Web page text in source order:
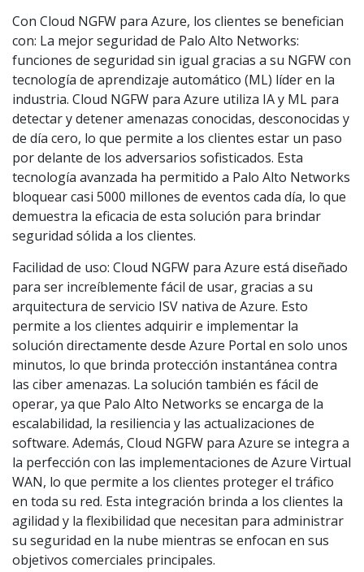
Con Cloud NGFW para Azure, los clientes se benefician
con: La mejor seguridad de Palo Alto Networks:
funciones de seguridad sin igual gracias a su NGFW con
tecnología de aprendizaje automático (ML) líder en la
industria. Cloud NGFW para Azure utiliza IA y ML para
detectar y detener amenazas conocidas, desconocidas y
de día cero, lo que permite a los clientes estar un paso
por delante de los adversarios sofisticados. Esta
tecnología avanzada ha permitido a Palo Alto Networks
bloquear casi 5000 millones de eventos cada día, lo que
demuestra la eficacia de esta solución para brindar
seguridad sólida a los clientes.
Facilidad de uso: Cloud NGFW para Azure está diseñado
para ser increíblemente fácil de usar, gracias a su
arquitectura de servicio ISV nativa de Azure. Esto
permite a los clientes adquirir e implementar la
solución directamente desde Azure Portal en solo unos
minutos, lo que brinda protección instantánea contra
las ciber amenazas. La solución también es fácil de
operar, ya que Palo Alto Networks se encarga de la
escalabilidad, la resiliencia y las actualizaciones de
software. Además, Cloud NGFW para Azure se integra a
la perfección con las implementaciones de Azure Virtual
WAN, lo que permite a los clientes proteger el tráfico
en toda su red. Esta integración brinda a los clientes la
agilidad y la flexibilidad que necesitan para administrar
su seguridad en la nube mientras se enfocan en sus
objetivos comerciales principales.